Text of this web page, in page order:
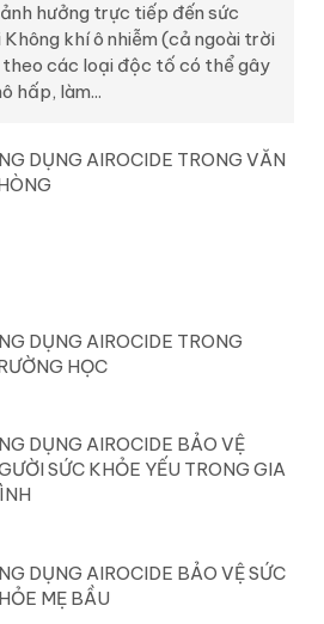
hưởng trực tiếp đến sức
khí ô nhiễm (cả ngoài trời
theo các loại độc tố có thể gây
hấp, làm...
DỤNG AIROCIDE TRONG VĂN
DỤNG AIROCIDE TRONG
HỌC
DỤNG AIROCIDE BẢO VỆ
SỨC KHỎE YẾU TRONG GIA
DỤNG AIROCIDE BẢO VỆ SỨC
MẸ BẦU